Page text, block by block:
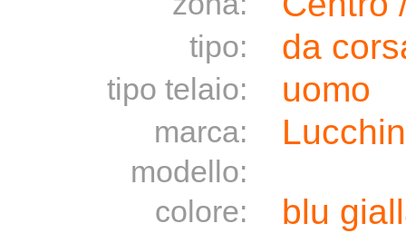
tipo: da
tipo telaio: uomo
marca:
modello:
colore:
blu